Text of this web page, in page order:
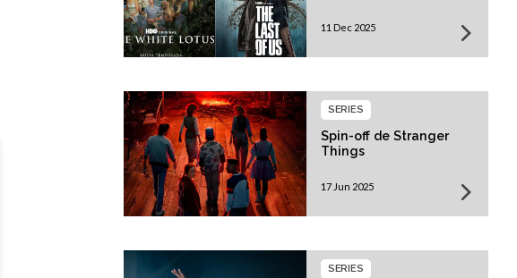
11 Dec 2025
Spin-off de Stranger
Things
SERIES
17 Jun 2025
SERIES